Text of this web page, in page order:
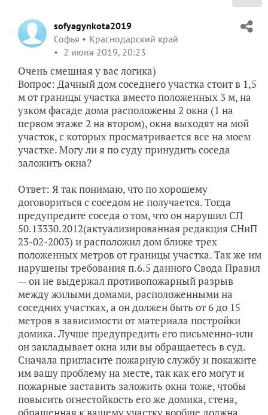
sofyagynkota2019
Софья
Краснодарский край
2 июня 2019, 20:23
Очень смешная у вас логика)
Вопрос: Дачный дом соседнего участка стоит в 1,5
м от границы участка вместо положенных 3 м, на
узком фасаде дома расположены 2 окна (1 на
первом этаже 2 на втором), окна выходят на мой
участок, с которых просматривается все на моем
участке. Могу ли я по суду принудить соседа
заложить окна?
Ответ: Я так понимаю, что по хорошему
договориться с соседом не получается. Тогда
предупредите соседа о том, что он нарушил СП
50.13330.2012(актуализированная редакция СНиП
23-02-2003) и расположил дом ближе трех
положенных метров от границы участка. Так же им
нарушены требования п.6.5 данного Свода Правил
— он не выдержал противопожарный разрыв
между жилыми домами, расположенными на
соседних участках, а он должен быть от 6 до 15
метров в зависимости от материала постройки
домика. Лучше предупредить его письменно-или
он закладывает окна или вы обращаетесь в суд.
Сначала пригласите пожарную службу и покажите
им вашу проблему на месте, так как его могут и
пожарные заставить заложить окна тоже, чтобы
повысить огнестойкость его же домика, стена,